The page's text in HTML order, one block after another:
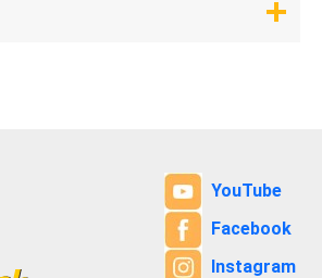
YouTube
Facebook
Instagram